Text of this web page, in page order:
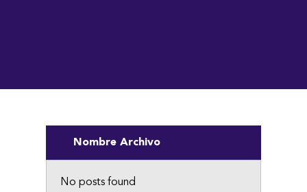
Nombre Archivo
No posts found